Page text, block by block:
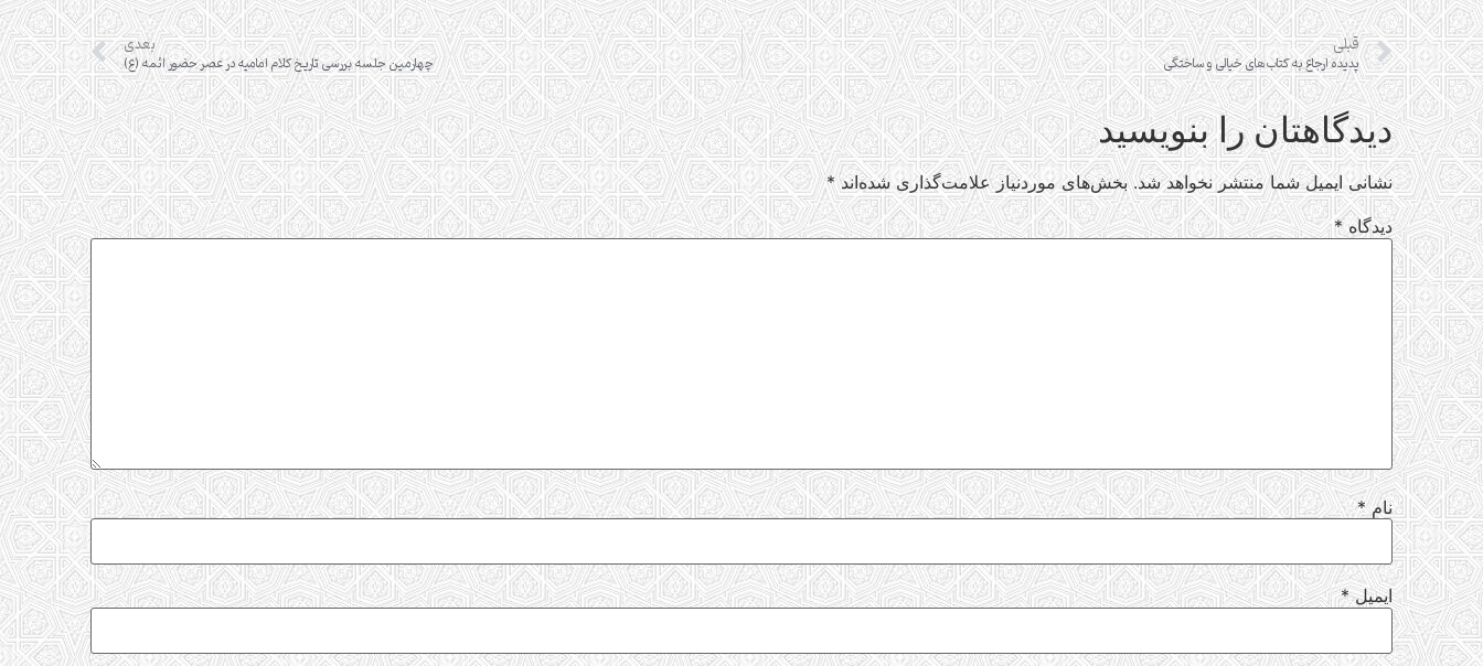
قبلی
پدیده ارجاع به کتاب‌های خیالی و ساختگی
بعدی
چهارمین جلسه بررسی تاریخ کلام امامیه در عصر حضور ائمه (ع)
دیدگاهتان را بنویسید
نشانی ایمیل شما منتشر نخواهد شد. بخش‌های موردنیاز علامت‌گذاری شده‌اند*
دیدگاه*
نام*
ایمیل*